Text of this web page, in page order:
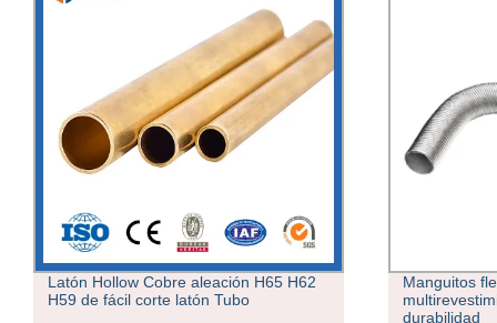
Manguitos flexibles de tubo de aluminio
multirevestimiento para una mayor
Nuevo
de gran